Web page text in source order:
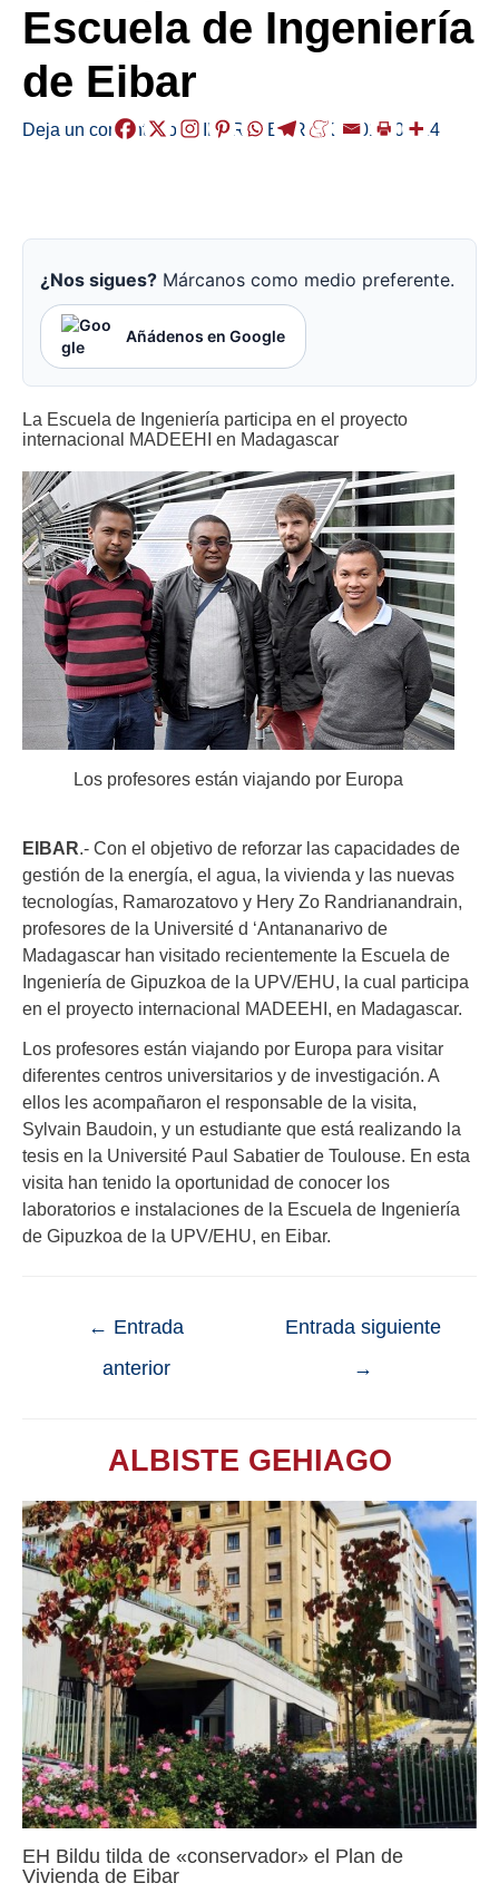
Escuela de Ingeniería
de Eibar
Deja un comentario /EIBAR ,HERRIAK /2019-05-24
¿Nos sigues? Márcanos como medio preferente.
Añádenos en Google
La Escuela de Ingeniería participa en el proyecto
internacional MADEEHI en Madagascar
Los profesores están viajando por Europa
EIBAR .- Con el objetivo de reforzar las capacidades de
gestión de la energía, el agua, la vivienda y las nuevas
tecnologías, Ramarozatovo y Hery Zo Randrianandrain,
profesores de la Université d ‘Antananarivo de
Madagascar han visitado recientemente la Escuela de
Ingeniería de Gipuzkoa de la UPV/EHU, la cual participa
en el proyecto internacional MADEEHI, en Madagascar.
Los profesores están viajando por Europa para visitar
diferentes centros universitarios y de investigación. A
ellos les acompañaron el responsable de la visita,
Sylvain Baudoin, y un estudiante que está realizando la
tesis en la Université Paul Sabatier de Toulouse. En esta
visita han tenido la oportunidad de conocer los
laboratorios e instalaciones de la Escuela de Ingeniería
de Gipuzkoa de la UPV/EHU, en Eibar.
← Entrada
anterior
Entrada siguiente
→
ALBISTE GEHIAGO
EH Bildu tilda de «conservador» el Plan de
Vivienda de Eibar